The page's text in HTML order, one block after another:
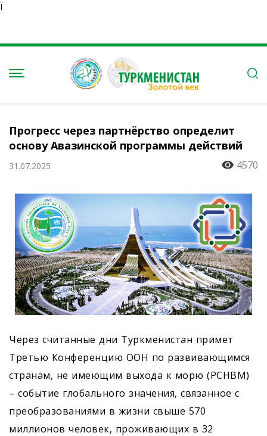
Ï
Прогресс через партнёрство определит
основу Авазинской программы действий
31.07.2025 4570
Через считанные дни Туркменистан примет
Третью Конференцию ООН по развивающимся
странам, не имеющим выхода к морю (РСНВМ)
– событие глобального значения, связанное с
преобразованиями в жизни свыше 570
миллионов человек, проживающих в 32